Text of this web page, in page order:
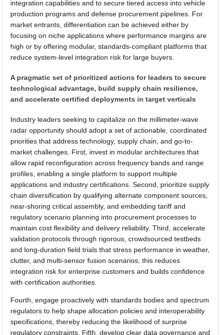
integration capabilities and to secure tiered access into vehicle
production programs and defense procurement pipelines. For
market entrants, differentiation can be achieved either by
focusing on niche applications where performance margins are
high or by offering modular, standards-compliant platforms that
reduce system-level integration risk for large buyers.
A pragmatic set of prioritized actions for leaders to secure
technological advantage, build supply chain resilience,
and accelerate certified deployments in target verticals
Industry leaders seeking to capitalize on the millimeter-wave
radar opportunity should adopt a set of actionable, coordinated
priorities that address technology, supply chain, and go-to-
market challenges. First, invest in modular architectures that
allow rapid reconfiguration across frequency bands and range
profiles, enabling a single platform to support multiple
applications and industry certifications. Second, prioritize supply
chain diversification by qualifying alternate component sources,
near-shoring critical assembly, and embedding tariff and
regulatory scenario planning into procurement processes to
maintain cost flexibility and delivery reliability. Third, accelerate
validation protocols through rigorous, crowdsourced testbeds
and long-duration field trials that stress performance in weather,
clutter, and multi-sensor fusion scenarios; this reduces
integration risk for enterprise customers and builds confidence
with certification authorities.
Fourth, engage proactively with standards bodies and spectrum
regulators to help shape allocation policies and interoperability
specifications, thereby reducing the likelihood of surprise
regulatory constraints. Fifth, develop clear data governance and